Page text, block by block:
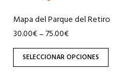
Mapa del Parque del Retiro
30.00€–75.00€
SELECCIONAR OPCIONES
la
página
de
producto